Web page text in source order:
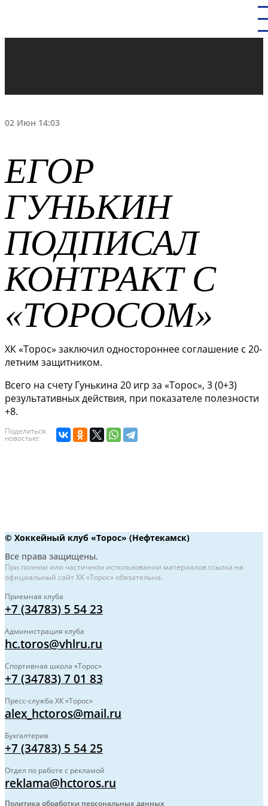
02 Июн 14:03
ЕГОР
ГУНЬКИН
ПОДПИСАЛ
КОНТРАКТ С
«ТОРОСОМ»
ХК «Торос» заключил одностороннее соглашение с 20-
летним защитником.
Всего на счету Гунькина 20 игр за «Торос», 3 (0+3)
результативных действия, при показателе полезности
+8.
Поделиться
новостью:
© Хоккейный клуб «Торос» (Нефтекамск)
Все права защищены.
При полном или частичном использовании материалов ссылка на
официальный сайт ХК «Торос» обязательна.
Приемная клуба
+7 (34783) 5 54 23
Администрация клуба
hc.toros@vhlru.ru
Спортивная школа «Торос»
+7 (34783) 7 01 83
Пресс-служба ХК «Торос»
alex_hctoros@mail.ru
Бухгалтерия
+7 (34783) 5 54 25
Отдел по работе с рекламой
reklama@hctoros.ru
Политика обработки персональных данных